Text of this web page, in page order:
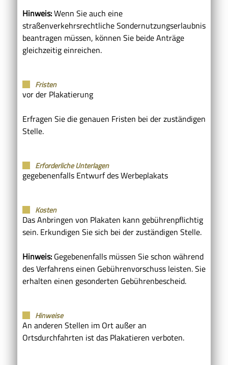
Hinweis:Wenn Sie auch eine
straßenverkehrsrechtliche Sondernutzungserlaubnis
beantragen müssen, können Sie beide Anträge
gleichzeitig einreichen.
Fristen
vor der Plakatierung
Erfragen Sie die genauen Fristen bei der zuständigen
Stelle.
Erforderliche Unterlagen
gegebenenfalls Entwurf des Werbeplakats
Kosten
Das Anbringen von Plakaten kann gebührenpflichtig
sein. Erkundigen Sie sich bei der zuständigen Stelle.
Hinweis: Gegebenenfalls müssen Sie schon während
des Verfahrens einen Gebührenvorschuss leisten. Sie
erhalten einen gesonderten Gebührenbescheid.
Hinweise
An anderen Stellen im Ort außer an
Ortsdurchfahrten ist das Plakatieren verboten.